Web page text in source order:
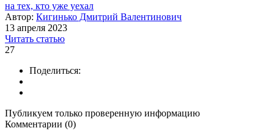
на тех, кто уже уехал
Автор: Кигинько Дмитрий Валентинович
13 апреля 2023
Читать статью
27
Поделиться:
Публикуем только проверенную информацию
Комментарии (0)